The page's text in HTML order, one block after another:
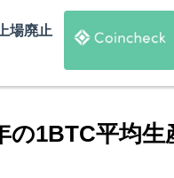
強化を
庁と警
の1BTC平均生